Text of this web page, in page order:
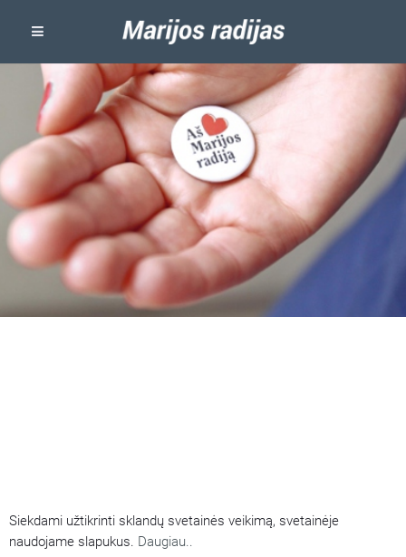
Siekdami užtikrinti sklandų svetainės veikimą, svetainėje
naudojame slapukus. Daugiau..